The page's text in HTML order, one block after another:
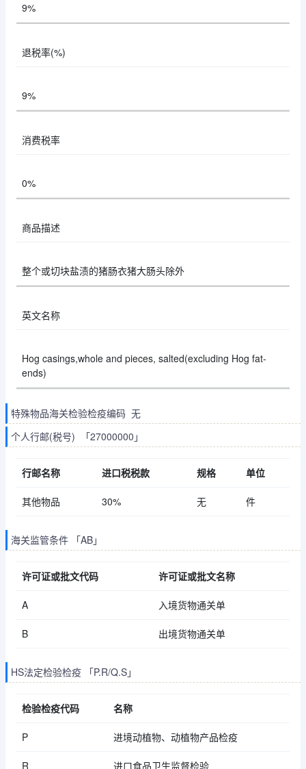
9%
退税率(%)
9%
消费税率
0%
商品描述
整个或切块盐渍的猪肠衣猪大肠头除外
英文名称
Hog casings,whole and pieces, salted(excluding Hog fat-
ends)
特殊物品海关检验检疫编码 无
个人行邮(税号) 「27000000」
行邮名称 进口税税款 规格 单位
其他物品 30% 无 件
海关监管条件 「AB」
许可证或批文代码 许可证或批文名称
A 入境货物通关单
B 出境货物通关单
HS法定检验检疫 「P.R/Q.S」
检验检疫代码 名称
P 进境动植物、动植物产品检疫
R 进口食品卫生监督检验